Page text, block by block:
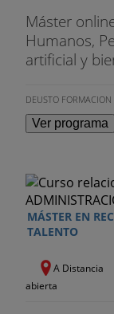
Máster
Humanos,
artificial y
DEUSTO FORMACION
Ver programa
MÁSTER EN
TALENTO
A Distancia
abierta